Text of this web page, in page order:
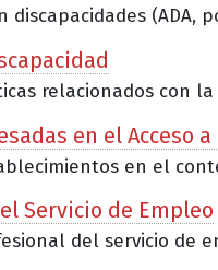
discapacidades (ADA,
relacionados con la
en el Acceso
en el
Servicio de Empleo
del servicio de